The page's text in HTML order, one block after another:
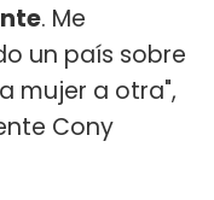
. Me
un país sobre
mujer a otra",
Cony